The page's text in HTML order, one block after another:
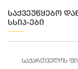
საქვეუწყებო
სსიპ-ები
საქართველოს